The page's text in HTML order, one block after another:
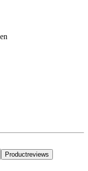
Productreviews